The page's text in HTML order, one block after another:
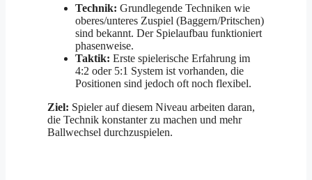
Technik: Grundlegende Techniken wie
oberes/unteres Zuspiel (Baggern/Pritschen)
sind bekannt. Der Spielaufbau funktioniert
phasenweise.
Taktik: Erste spielerische Erfahrung im
4:2 oder 5:1 System ist vorhanden, die
Positionen sind jedoch oft noch flexibel.
Ziel: Spieler auf diesem Niveau arbeiten daran,
die Technik konstanter zu machen und mehr
Ballwechsel durchzuspielen.